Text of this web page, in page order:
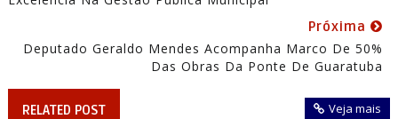
Próxima
Deputado Geraldo Mendes Acompanha Marco De 50%
Das Obras Da Ponte De Guaratuba
RELATED POST Veja mais